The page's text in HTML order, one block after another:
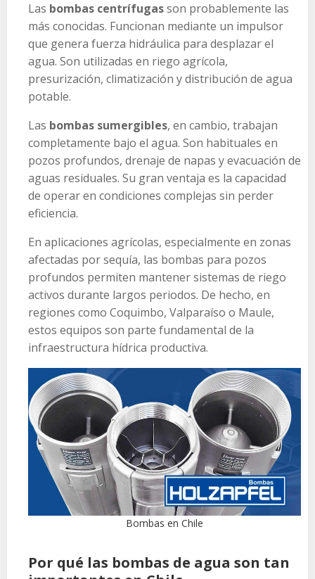
Las bombas centrífugasson probablemente las
más conocidas. Funcionan mediante un impulsor
que genera fuerza hidráulica para desplazar el
agua. Son utilizadas en riego agrícola,
presurización, climatización y distribución de agua
potable.
Las bombas sumergibles, en cambio, trabajan
completamente bajo el agua. Son habituales en
pozos profundos, drenaje de napas y evacuación de
aguas residuales. Su gran ventaja es la capacidad
de operar en condiciones complejas sin perder
eficiencia.
En aplicaciones agrícolas, especialmente en zonas
afectadas por sequía, las bombas para pozos
profundos permiten mantener sistemas de riego
activos durante largos periodos. De hecho, en
regiones como Coquimbo, Valparaíso o Maule,
estos equipos son parte fundamental de la
infraestructura hídrica productiva.
Bombas en Chile
Por qué las bombas de agua son tan